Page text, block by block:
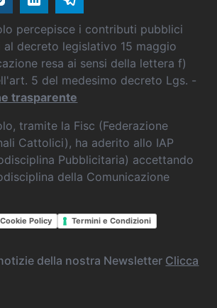
percepisce i contributi pubblici
al decreto legislativo 15 maggio
resa ai sensi della lettera f)
5 del medesimo decreto Lgs. -
trasparente
tramite la Fisc (Federazione
Cattolici), ha aderito allo IAP
Pubblicitaria) accettando
della Comunicazione
Cookie Policy Termini e Condizioni
della nostra Newsletter Clicca